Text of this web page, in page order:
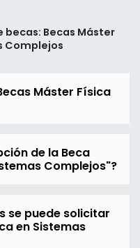
Becas Máster
Complejos
Máster Física
de la Beca
Complejos"?
se puede solicitar
en Sistemas